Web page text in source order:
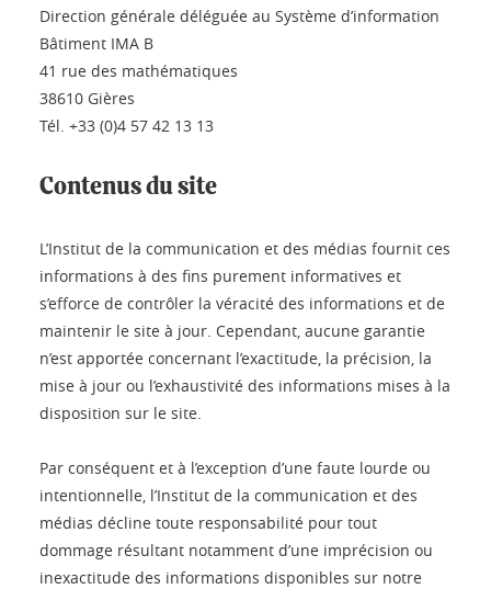
Direction générale déléguée au Système d’information
Bâtiment IMA B
41 rue des mathématiques
38610 Gières
Tél. +33 (0)4 57 42 13 13
Contenus du site
L’Institut de la communication et des médias fournit ces
informations à des fins purement informatives et
s’efforce de contrôler la véracité des informations et de
maintenir le site à jour. Cependant, aucune garantie
n’est apportée concernant l’exactitude, la précision, la
mise à jour ou l’exhaustivité des informations mises à la
disposition sur le site.
Par conséquent et à l’exception d’une faute lourde ou
intentionnelle, l’Institut de la communication et des
médias décline toute responsabilité pour tout
dommage résultant notamment d’une imprécision ou
inexactitude des informations disponibles sur notre